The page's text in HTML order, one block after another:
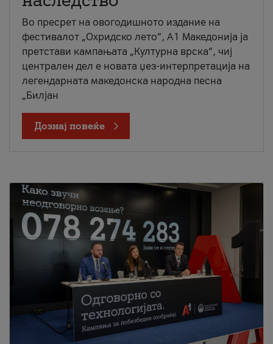
Во пресрет на овогодишното издание на
фестивалот „Охридско лето“, А1 Македонија ја
претстави кампањата „Културна врска“, чиј
централен дел е новата џез-интерпретација на
легендарната македонска народна песна
„Билјан
Дознај повеќе